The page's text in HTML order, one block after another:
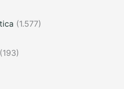
(1.577)
(193)